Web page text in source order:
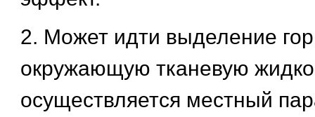
2. Может идти выделение
окружающую тканевую
осуществляется местный